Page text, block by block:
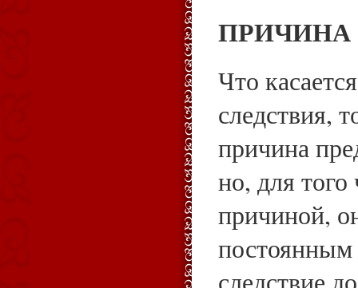
ПРИЧИНА
Что
следствия,
причина
но, для
причиной,
постоянным